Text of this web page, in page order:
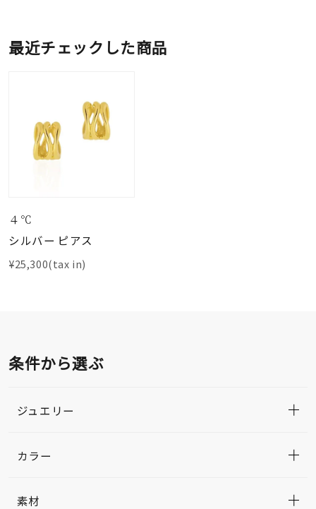
最近チェックした商品
４℃
シルバー ピアス
¥25,300(tax in)
条件から選ぶ
ジュエリー
カラー
素材